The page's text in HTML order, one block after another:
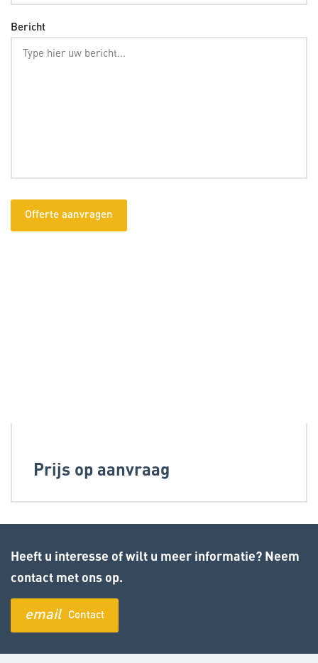
Bericht
Prijs op aanvraag
Heeft u interesse of wilt u meer informatie? Neem
contact met ons op.
email Contact